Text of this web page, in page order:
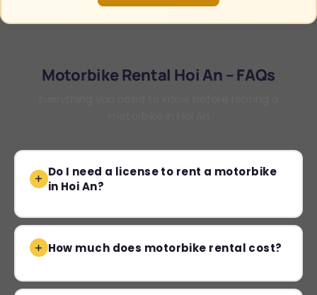
Motorbike Rental Hoi An – FAQs
Do I need a license to rent a motorbike
in Hoi An?
How much does motorbike rental cost?